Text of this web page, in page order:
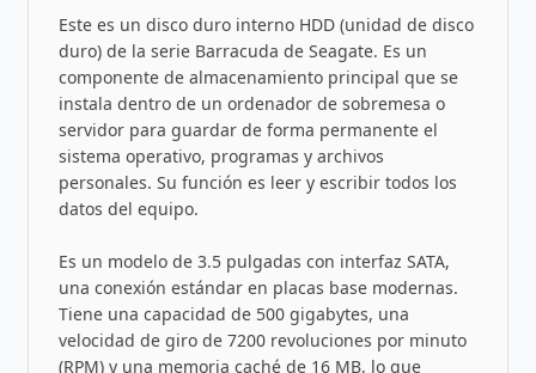
Este es un disco duro interno HDD (unidad de disco
duro) de la serie Barracuda de Seagate. Es un
componente de almacenamiento principal que se
instala dentro de un ordenador de sobremesa o
servidor para guardar de forma permanente el
sistema operativo, programas y archivos
personales. Su función es leer y escribir todos los
datos del equipo.
Es un modelo de 3.5 pulgadas con interfaz SATA,
una conexión estándar en placas base modernas.
Tiene una capacidad de 500 gigabytes, una
velocidad de giro de 7200 revoluciones por minuto
(RPM) y una memoria caché de 16 MB, lo que